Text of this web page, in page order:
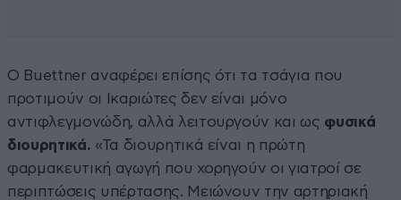
Ο Buettner αναφέρει επίσης ότι τα τσάγια που
προτιμούν οι Ικαριώτες δεν είναι μόνο
αντιφλεγμονώδη, αλλά λειτουργούν και ως φυσικά
διουρητικά. «Τα διουρητικά είναι η πρώτη
φαρμακευτική αγωγή που χορηγούν οι γιατροί σε
περιπτώσεις υπέρτασης. Μειώνουν την αρτηριακή